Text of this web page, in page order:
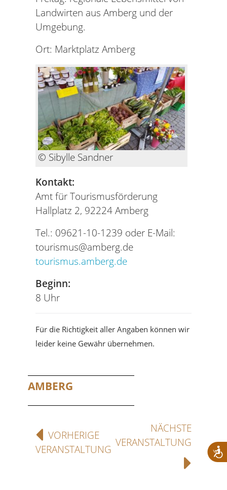
Landwirten aus Amberg und der
Umgebung.
Ort: Marktplatz Amberg
© Sibylle Sandner
Kontakt:
Amt für Tourismusförderung
Hallplatz 2, 92224 Amberg
Tel.: 09621-10-1239 oder E-Mail:
tourismus@amberg.de
tourismus.amberg.de
Beginn:
8 Uhr
Für die Richtigkeit aller Angaben können wir
leider keine Gewähr übernehmen.
AMBERG
VORHERIGE
VERANSTALTUNG
NÄCHSTE
VERANSTALTUNG